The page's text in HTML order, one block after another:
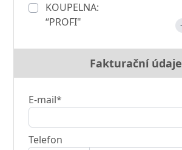
KOUPELNA:
“PROFI"
Fakturační údaje
E-mail*
Telefon